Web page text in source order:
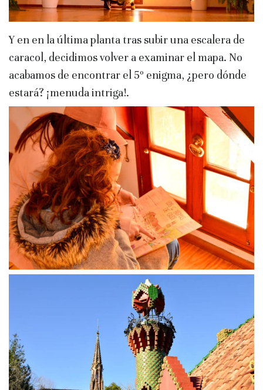
Y en en la última planta tras subir una escalera de
caracol, decidimos volver a examinar el mapa. No
acabamos de encontrar el 5º enigma, ¿pero dónde
estará? ¡menuda intriga!.